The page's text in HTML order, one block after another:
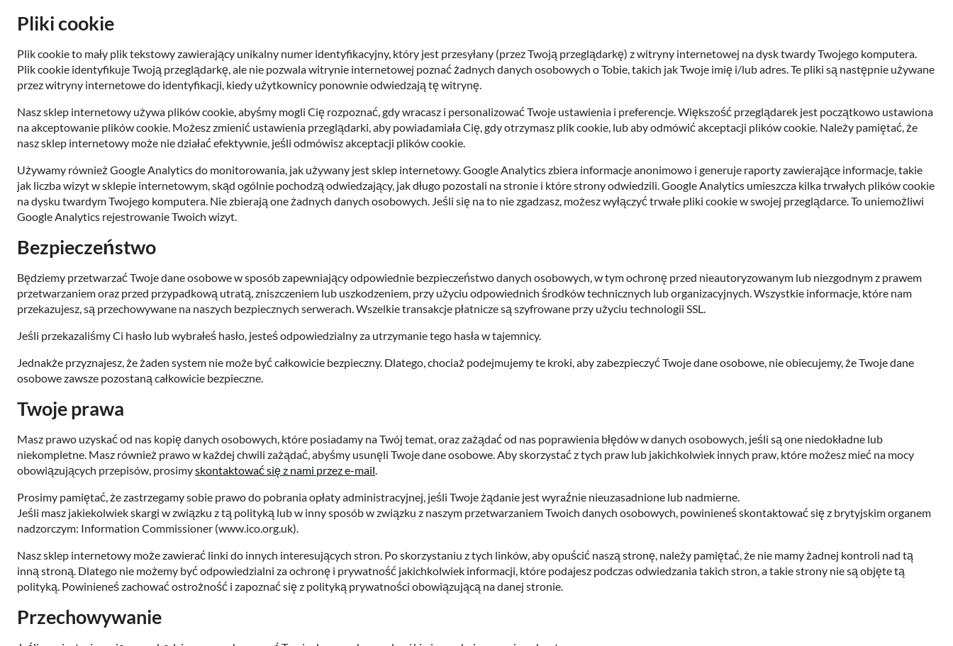
Pliki cookie
Plik cookie to mały plik tekstowy zawierający unikalny numer identyfikacyjny, który jest przesyłany (przez Twoją przeglądarkę) z witryny internetowej na dysk twardy Twojego komputera.
Plik cookie identyfikuje Twoją przeglądarkę, ale nie pozwala witrynie internetowej poznać żadnych danych osobowych o Tobie, takich jak Twoje imię i/lub adres. Te pliki są następnie używane
przez witryny internetowe do identyfikacji, kiedy użytkownicy ponownie odwiedzają tę witrynę.
Nasz sklep internetowy używa plików cookie, abyśmy mogli Cię rozpoznać, gdy wracasz i personalizować Twoje ustawienia i preferencje. Większość przeglądarek jest początkowo ustawiona
na akceptowanie plików cookie. Możesz zmienić ustawienia przeglądarki, aby powiadamiała Cię, gdy otrzymasz plik cookie, lub aby odmówić akceptacji plików cookie. Należy pamiętać, że
nasz sklep internetowy może nie działać efektywnie, jeśli odmówisz akceptacji plików cookie.
Używamy również Google Analytics do monitorowania, jak używany jest sklep internetowy. Google Analytics zbiera informacje anonimowo i generuje raporty zawierające informacje, takie
jak liczba wizyt w sklepie internetowym, skąd ogólnie pochodzą odwiedzający, jak długo pozostali na stronie i które strony odwiedzili. Google Analytics umieszcza kilka trwałych plików cookie
na dysku twardym Twojego komputera. Nie zbierają one żadnych danych osobowych. Jeśli się na to nie zgadzasz, możesz wyłączyć trwałe pliki cookie w swojej przeglądarce. To uniemożliwi
Google Analytics rejestrowanie Twoich wizyt.
Bezpieczeństwo
Będziemy przetwarzać Twoje dane osobowe w sposób zapewniający odpowiednie bezpieczeństwo danych osobowych, w tym ochronę przed nieautoryzowanym lub niezgodnym z prawem
przetwarzaniem oraz przed przypadkową utratą, zniszczeniem lub uszkodzeniem, przy użyciu odpowiednich środków technicznych lub organizacyjnych. Wszystkie informacje, które nam
przekazujesz, są przechowywane na naszych bezpiecznych serwerach. Wszelkie transakcje płatnicze są szyfrowane przy użyciu technologii SSL.
Jeśli przekazaliśmy Ci hasło lub wybrałeś hasło, jesteś odpowiedzialny za utrzymanie tego hasła w tajemnicy.
Jednakże przyznajesz, że żaden system nie może być całkowicie bezpieczny. Dlatego, chociaż podejmujemy te kroki, aby zabezpieczyć Twoje dane osobowe, nie obiecujemy, że Twoje dane
osobowe zawsze pozostaną całkowicie bezpieczne.
Twoje prawa
Masz prawo uzyskać od nas kopię danych osobowych, które posiadamy na Twój temat, oraz zażądać od nas poprawienia błędów w danych osobowych, jeśli są one niedokładne lub
niekompletne. Masz również prawo w każdej chwili zażądać, abyśmy usunęli Twoje dane osobowe. Aby skorzystać z tych praw lub jakichkolwiek innych praw, które możesz mieć na mocy
obowiązujących przepisów, prosimyskontaktować się z nami przez e-mail.
Prosimy pamiętać, że zastrzegamy sobie prawo do pobrania opłaty administracyjnej, jeśli Twoje żądanie jest wyraźnie nieuzasadnione lub nadmierne.
Jeśli masz jakiekolwiek skargi w związku z tą polityką lub w inny sposób w związku z naszym przetwarzaniem Twoich danych osobowych, powinieneś skontaktować się z brytyjskim organem
nadzorczym: Information Commissioner (www.ico.org.uk).
Nasz sklep internetowy może zawierać linki do innych interesujących stron. Po skorzystaniu z tych linków, aby opuścić naszą stronę, należy pamiętać, że nie mamy żadnej kontroli nad tą
inną stroną. Dlatego nie możemy być odpowiedzialni za ochronę i prywatność jakichkolwiek informacji, które podajesz podczas odwiedzania takich stron, a takie strony nie są objęte tą
polityką. Powinieneś zachować ostrożność i zapoznać się z polityką prywatności obowiązującą na danej stronie.
Przechowywanie